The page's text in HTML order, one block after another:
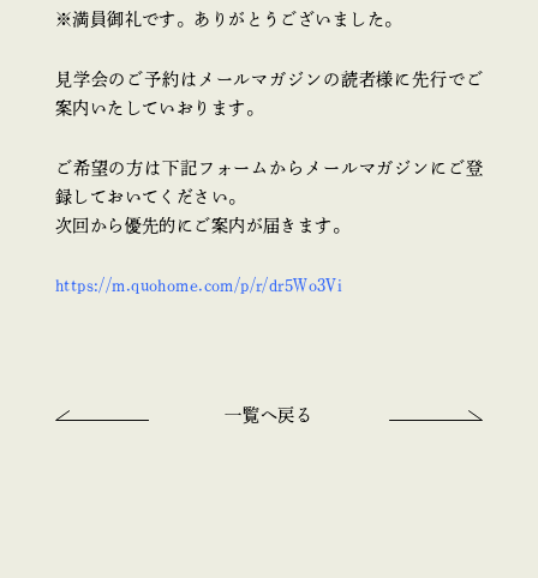
※満員御礼です。ありがとうございました。
見学会のご予約はメールマガジンの読者様に先行でご
案内いたしていおります。
ご希望の方は下記フォームからメールマガジンにご登
録しておいてください。
次回から優先的にご案内が届きます。
https://m.quohome.com/p/r/dr5Wo3Vi
一覧へ戻る